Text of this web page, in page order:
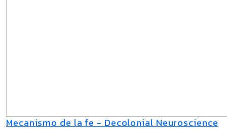
Mecanismo de la fe - Decolonial Neuroscience